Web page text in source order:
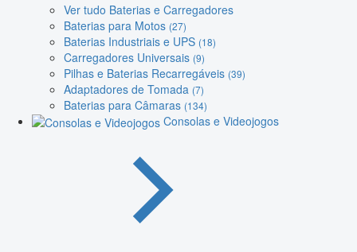
Ver tudo Baterias e Carregadores
Baterias para Motos (27)
Baterias Industriais e UPS (18)
Carregadores Universais (9)
Pilhas e Baterias Recarregáveis (39)
Adaptadores de Tomada (7)
Baterias para Câmaras (134)
Consolas e Videojogos